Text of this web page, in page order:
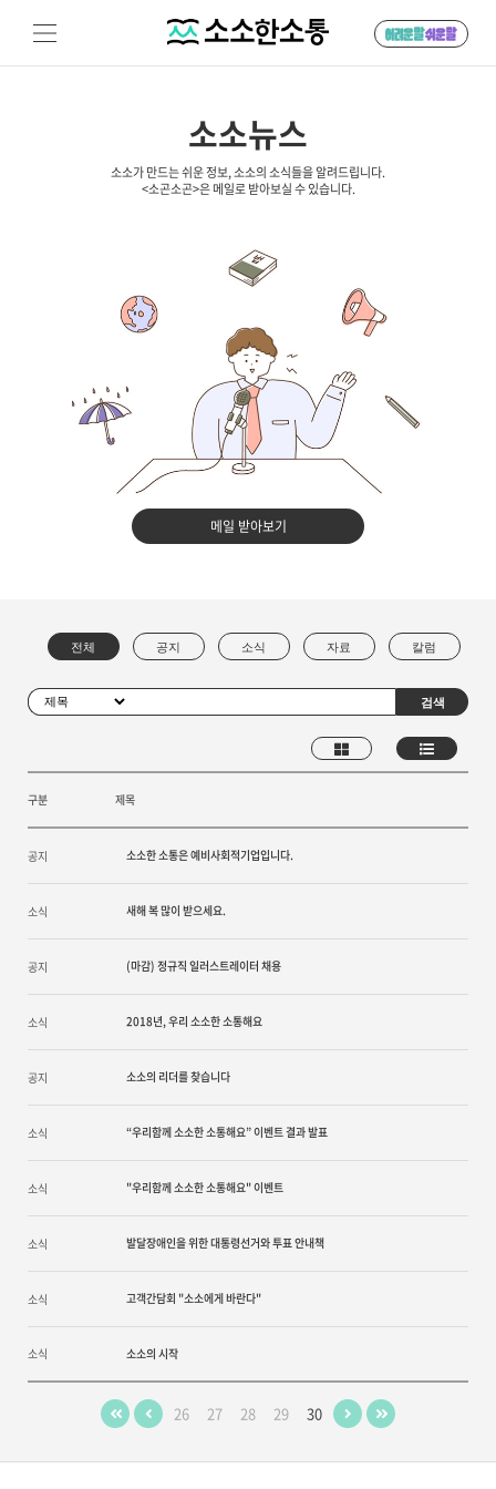
소소뉴스
소소가 만드는 쉬운 정보, 소소의 소식들을 알려드립니다.
<소곤소곤>은 메일로 받아보실 수 있습니다.
메일 받아보기
구분 제목
공지 소소한 소통은 예비사회적기업입니다.
소식 새해 복 많이 받으세요.
공지 (마감) 정규직 일러스트레이터 채용
소식 2018년, 우리 소소한 소통해요
공지 소소의 리더를 찾습니다
소식 “우리함께 소소한 소통해요” 이벤트 결과 발표
소식 "우리함께 소소한 소통해요" 이벤트
소식 발달장애인을 위한 대통령선거와 투표 안내책
소식 고객간담회 "소소에게 바란다"
소식 소소의 시작
26 27 28 29 30